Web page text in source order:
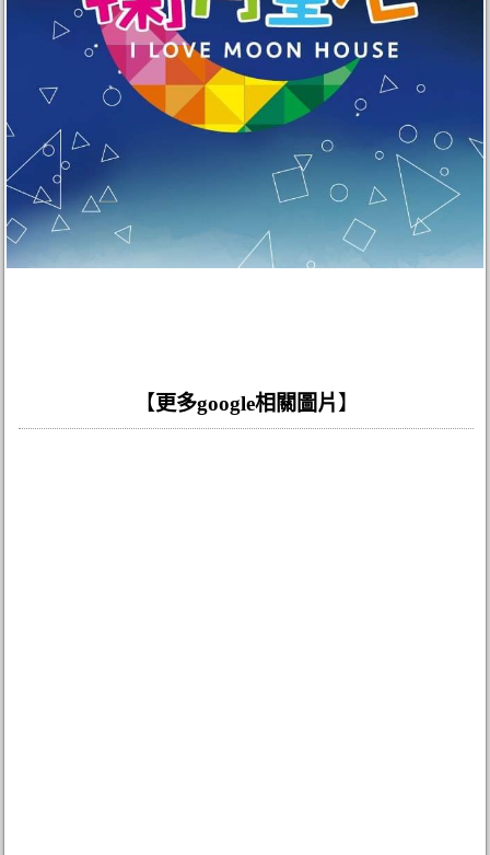
【更多google相關圖片】